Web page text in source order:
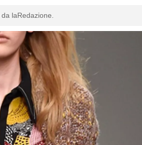
da laRedazione.